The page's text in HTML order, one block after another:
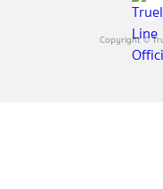
Copyright ©